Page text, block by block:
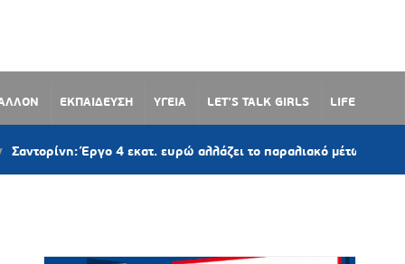
ΕΚΠΑΙΔΕΥΣΗ ΥΓΕΙΑ LET’S TALK GIRLS LIFE
Έργο 4 εκατ. ευρώ αλλάζει το παραλιακό μέτωπο του Μονολίθου